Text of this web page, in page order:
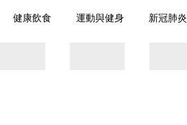
健康飲食 運動與健身 新冠肺炎